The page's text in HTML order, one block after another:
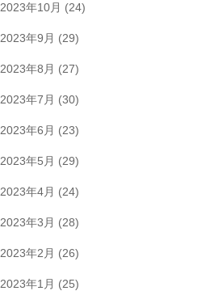
2023年10月 (24)
2023年9月 (29)
2023年8月 (27)
2023年7月 (30)
2023年6月 (23)
2023年5月 (29)
2023年4月 (24)
2023年3月 (28)
2023年2月 (26)
2023年1月 (25)